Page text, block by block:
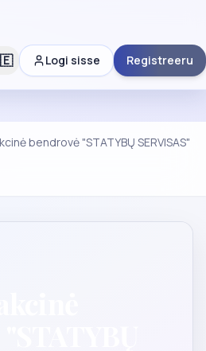
Logi sisse Registreeru
bendrovė "STATYBŲ SERVISAS"